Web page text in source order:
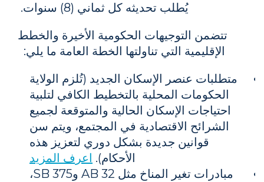
يُطلب تحديثه كل ثماني (8) سنوات.
تتضمن التوجيهات الحكومية الأخيرة والخطط
الإقليمية التي تناولتها الخطة العامة ما يلي:
متطلبات عنصر الإسكان الجديد (تُلزم الولاية
الحكومات المحلية بالتخطيط الكافي لتلبية
احتياجات الإسكان الحالية والمتوقعة لجميع
الشرائح الاقتصادية في المجتمع، ويتم سن
قوانين جديدة بشكل دوري لتعزيز هذه
الأحكام). اعرف المزيد
مبادرات تغير المناخ مثل AB 32 وSB 375،